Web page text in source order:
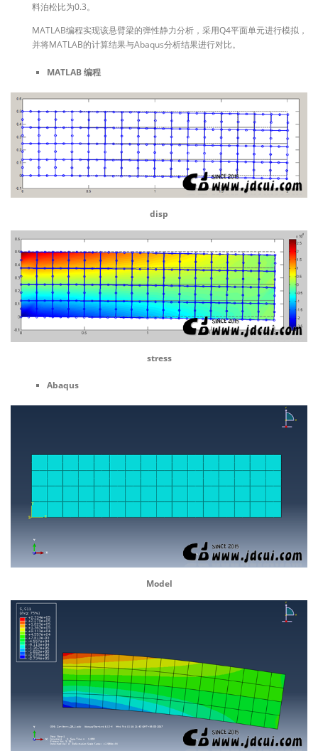
料泊松比为0.3。
MATLAB编程实现该悬臂梁的弹性静力分析，采用Q4平面单元进行模拟，
并将MATLAB的计算结果与Abaqus分析结果进行对比。
MATLAB 编程
disp
stress
Abaqus
Model